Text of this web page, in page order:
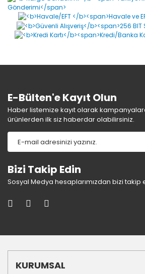
Yorum Yaz
Ürün resmi kalitesiz, bozuk veya
Ürün açıklamasında eksik bilgiler
Ürün bilgilerinde hatalar bulunuyor.
E-Bülten'e Kayıt Olun
Haber listemize kayıt olarak
ürünlerden ilk siz haberdar olabilirsiniz.
Bizi Takip Edin
Sosyal Medya hesaplarımızdan bizi takip
KURUMSAL